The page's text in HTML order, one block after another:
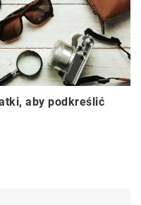
aby podkreślić